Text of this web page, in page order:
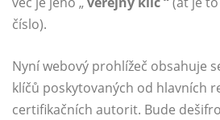
číslo).
Nyní webový prohlížeč obsahuje
klíčů poskytovaných od hlavních
certifikačních autorit. Bude